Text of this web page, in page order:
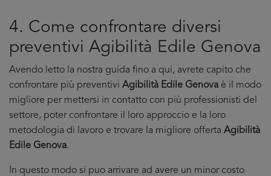
4. Come confrontare diversi
preventivi Agibilità Edile Genova
Avendo letto la nostra guida fino a qui, avrete capito che
confrontare più preventivi Agibilità Edile Genova è il modo
migliore per mettersi in contatto con più professionisti del
settore, poter confrontare il loro approccio e la loro
metodologia di lavoro e trovare la migliore offerta Agibilità
Edile Genova.
In questo modo si puo arrivare ad avere un minor costo